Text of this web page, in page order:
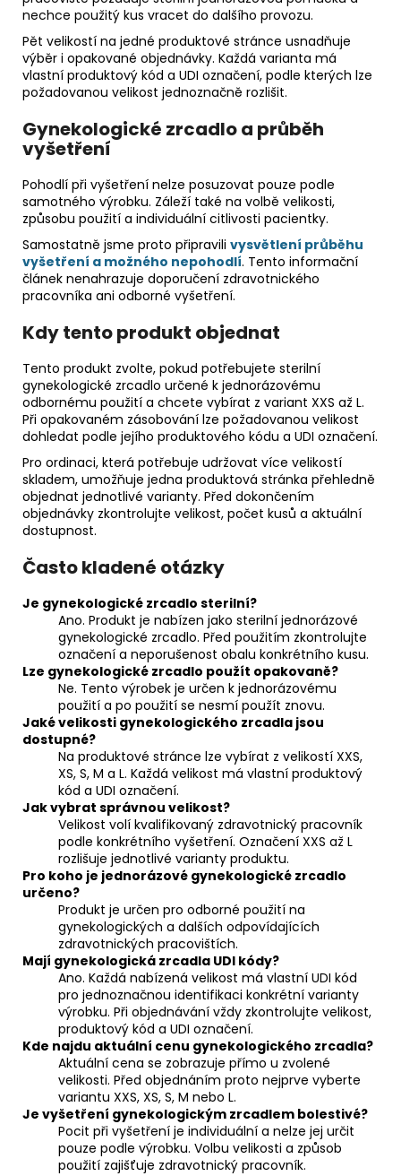
nechce použitý kus vracet do dalšího provozu.
Pět velikostí na jedné produktové stránce usnadňuje
výběr i opakované objednávky. Každá varianta má
vlastní produktový kód a UDI označení, podle kterých lze
požadovanou velikost jednoznačně rozlišit.
Gynekologické zrcadlo a průběh
vyšetření
Pohodlí při vyšetření nelze posuzovat pouze podle
samotného výrobku. Záleží také na volbě velikosti,
způsobu použití a individuální citlivosti pacientky.
Samostatně jsme proto připravili vysvětlení průběhu
vyšetření a možného nepohodlí. Tento informační
článek nenahrazuje doporučení zdravotnického
pracovníka ani odborné vyšetření.
Kdy tento produkt objednat
Tento produkt zvolte, pokud potřebujete sterilní
gynekologické zrcadlo určené k jednorázovému
odbornému použití a chcete vybírat z variant XXS až L.
Při opakovaném zásobování lze požadovanou velikost
dohledat podle jejího produktového kódu a UDI označení.
Pro ordinaci, která potřebuje udržovat více velikostí
skladem, umožňuje jedna produktová stránka přehledně
objednat jednotlivé varianty. Před dokončením
objednávky zkontrolujte velikost, počet kusů a aktuální
dostupnost.
Často kladené otázky
Je gynekologické zrcadlo sterilní?
Ano. Produkt je nabízen jako sterilní jednorázové
gynekologické zrcadlo. Před použitím zkontrolujte
označení a neporušenost obalu konkrétního kusu.
Lze gynekologické zrcadlo použít opakovaně?
Ne. Tento výrobek je určen k jednorázovému
použití a po použití se nesmí použít znovu.
Jaké velikosti gynekologického zrcadla jsou
dostupné?
Na produktové stránce lze vybírat z velikostí XXS,
XS, S, M a L. Každá velikost má vlastní produktový
kód a UDI označení.
Jak vybrat správnou velikost?
Velikost volí kvalifikovaný zdravotnický pracovník
podle konkrétního vyšetření. Označení XXS až L
rozlišuje jednotlivé varianty produktu.
Pro koho je jednorázové gynekologické zrcadlo
určeno?
Produkt je určen pro odborné použití na
gynekologických a dalších odpovídajících
zdravotnických pracovištích.
Mají gynekologická zrcadla UDI kódy?
Ano. Každá nabízená velikost má vlastní UDI kód
pro jednoznačnou identifikaci konkrétní varianty
výrobku. Při objednávání vždy zkontrolujte velikost,
produktový kód a UDI označení.
Kde najdu aktuální cenu gynekologického zrcadla?
Aktuální cena se zobrazuje přímo u zvolené
velikosti. Před objednáním proto nejprve vyberte
variantu XXS, XS, S, M nebo L.
Je vyšetření gynekologickým zrcadlem bolestivé?
Pocit při vyšetření je individuální a nelze jej určit
pouze podle výrobku. Volbu velikosti a způsob
použití zajišťuje zdravotnický pracovník.